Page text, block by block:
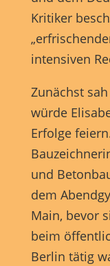
Kritiker
intensiven
Zunächst
würde
Erfolge
und
dem
Main, bevor
beim
Berlin tätig
die Verwendung
Hier finden Sie eine
Sie können Ihre
oder sich weitere
Alle
Essenziell (1)
die einwandfreie